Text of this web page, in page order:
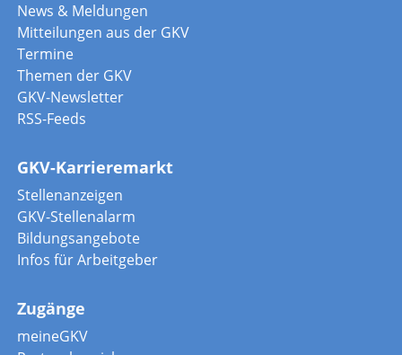
News & Meldungen
Mitteilungen aus der GKV
Termine
Themen der GKV
GKV-Newsletter
RSS-Feeds
GKV-Karrieremarkt
Stellenanzeigen
GKV-Stellenalarm
Bildungsangebote
Infos für Arbeitgeber
Zugänge
meineGKV